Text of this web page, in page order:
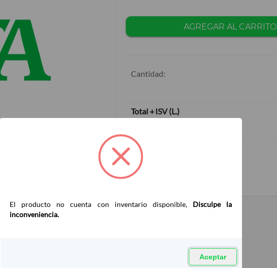
AGREGAR AL CARRITO
Cantidad:
Total + ISV(L.)
El producto no cuenta con inventario disponible, Disculpe la
inconveniencia.
Aceptar